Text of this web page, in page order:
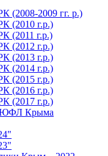
(2008-2009 гг. р.)
(2010 г.р.)
(2011 г.р.)
(2012 г.р.)
(2013 г.р.)
(2014 г.р.)
(2015 г.р.)
(2016 г.р.)
(2017 г.р.)
Крыма